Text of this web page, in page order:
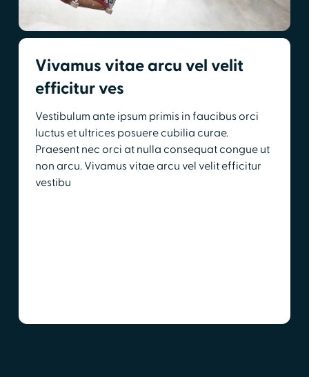
Vivamus vitae arcu vel velit
efficitur ves
Vestibulum ante ipsum primis in faucibus orci
luctus et ultrices posuere cubilia curae.
Praesent nec orci at nulla consequat congue ut
non arcu. Vivamus vitae arcu vel velit efficitur
vestibu